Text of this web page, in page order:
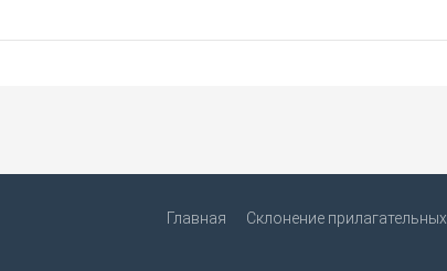
Главная Склонение прилагательных